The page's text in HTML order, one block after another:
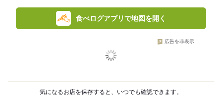
食べログアプリで地図を開く
広告を非表示
気になるお店を保存すると、いつでも確認できます。